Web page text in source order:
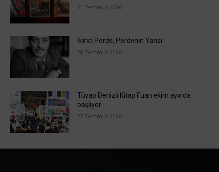
31 Temmuz 2026
İkinci Perde, Perdenin Yarısı
28 Temmuz 2026
Tüyap Denizli Kitap Fuarı ekim ayında
başlıyor
27 Temmuz 2026